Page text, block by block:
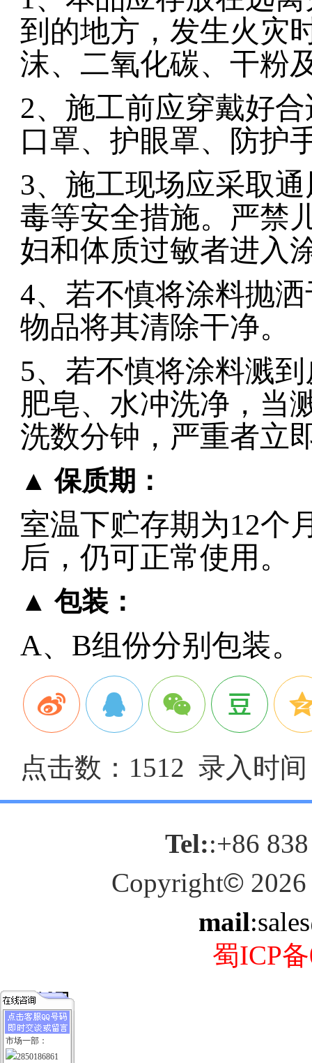
到的地方，发生火灾
沫、二氧化碳、干粉
2、施工前应穿戴好
口罩、护眼罩、防护
3、施工现场应采取
毒等安全措施。严禁
妇和体质过敏者进入
4、若不慎将涂料抛
物品将其清除干净。
5、若不慎将涂料溅
肥皂、水冲洗净，当
洗数分钟，严重者立
▲ 保质期：
室温下贮存期为12个
后，仍可正常使用。
▲ 包装：
A、 B组份分别包装。
点击数：1512 录入时
Tel::+86
Copyright© 2026
mail
蜀ICP
市场一部：
2850186861